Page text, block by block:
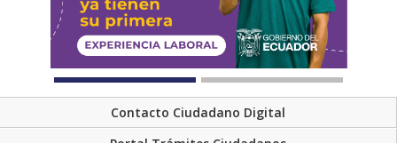
Contacto Ciudadano Digital